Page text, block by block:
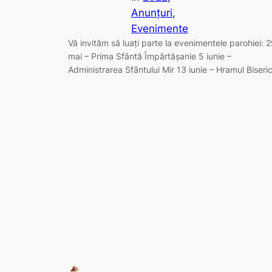
Anunțuri
Evenimente
Vă invităm să luați parte la evenimentele parohiei:
mai – Prima Sfântă Împărtășanie 5 iunie –
Administrarea Sfântului Mir 13 iunie – Hramul